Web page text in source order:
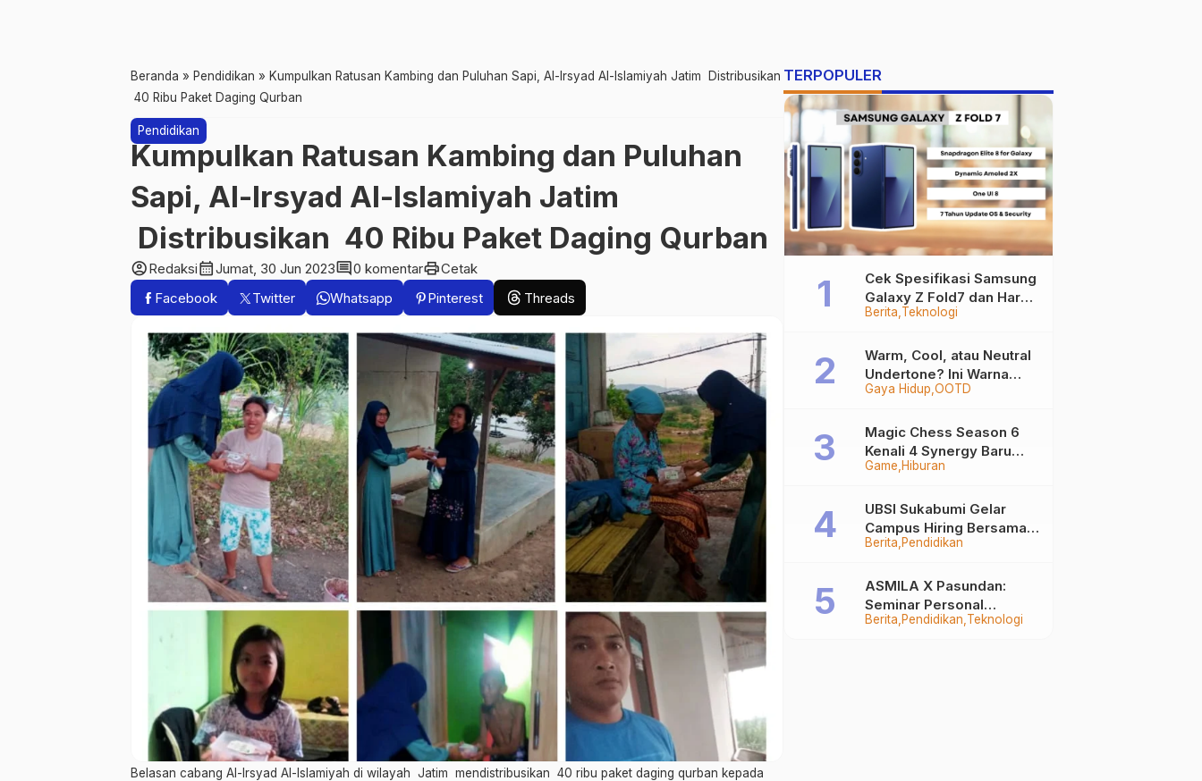
Beranda » Pendidikan » Kumpulkan Ratusan Kambing dan Puluhan Sapi, Al-Irsyad Al-Islamiyah Jatim Distribusikan
40 Ribu Paket Daging Qurban
Pendidikan
Kumpulkan Ratusan Kambing dan Puluhan
Sapi, Al-Irsyad Al-Islamiyah Jatim
Distribusikan 40 Ribu Paket Daging Qurban
account_circleRedaksicalendar_monthJumat, 30 Jun 2023comment0 komentarprintCetak
Facebook
Twitter Whatsapp Pinterest Threads
Belasan cabang Al-Irsyad Al-Islamiyah di wilayah Jatim mendistribusikan 40 ribu paket daging qurban kepada
TERPOPULER
Berita Teknologi
Cek Spesifikasi Samsung
Galaxy Z Fold7 dan Harga
Resminya
Gaya Hidup OOTD
Warm, Cool, atau Neutral
Undertone? Ini Warna
Baju yang Bikin Kamu
Game Hiburan
Magic Chess Season 6
Kenali 4 Synergy Baru
Terkuat
Berita Pendidikan
UBSI Sukabumi Gelar
Campus Hiring Bersama
PKSS, Buka Peluang Kerja
Berita Pendidikan Teknologi
ASMILA X Pasundan:
Seminar Personal
Branding dan Kreativitas